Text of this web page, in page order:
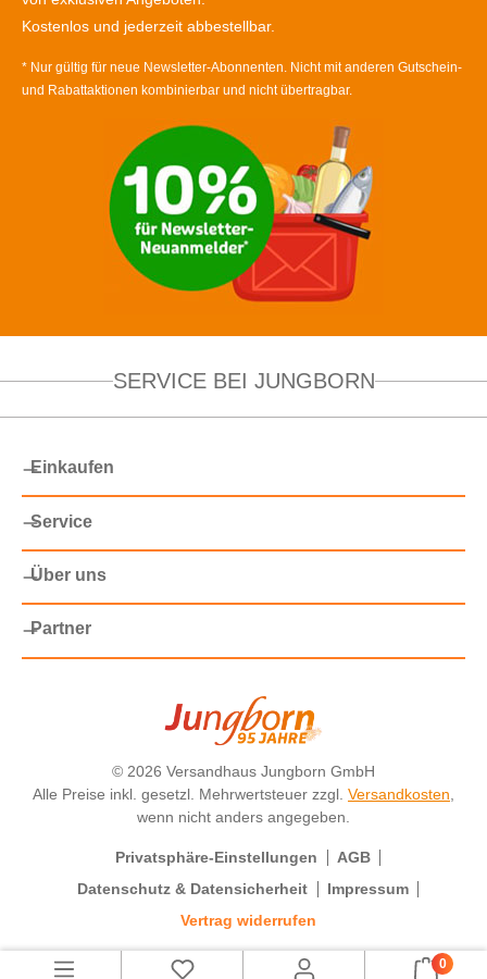
Kostenlos und jederzeit abbestellbar.
* Nur gültig für neue Newsletter-Abonnenten. Nicht mit anderen Gutschein-
und Rabattaktionen kombinierbar und nicht übertragbar.
SERVICE BEI JUNGBORN
Einkaufen
Service
Über uns
Partner
© 2026 Versandhaus Jungborn GmbH
Alle Preise inkl. gesetzl. Mehrwertsteuer zzgl. Versandkosten
wenn nicht anders angegeben.
Privatsphäre-Einstellungen
AGB
Datenschutz & Datensicherheit
Impressum
Vertrag widerrufen
0